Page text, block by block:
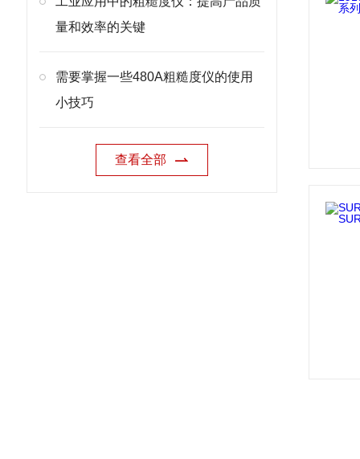
量和效率的关键
需要掌握一些480A粗糙度仪的使用
小技巧
查看全部